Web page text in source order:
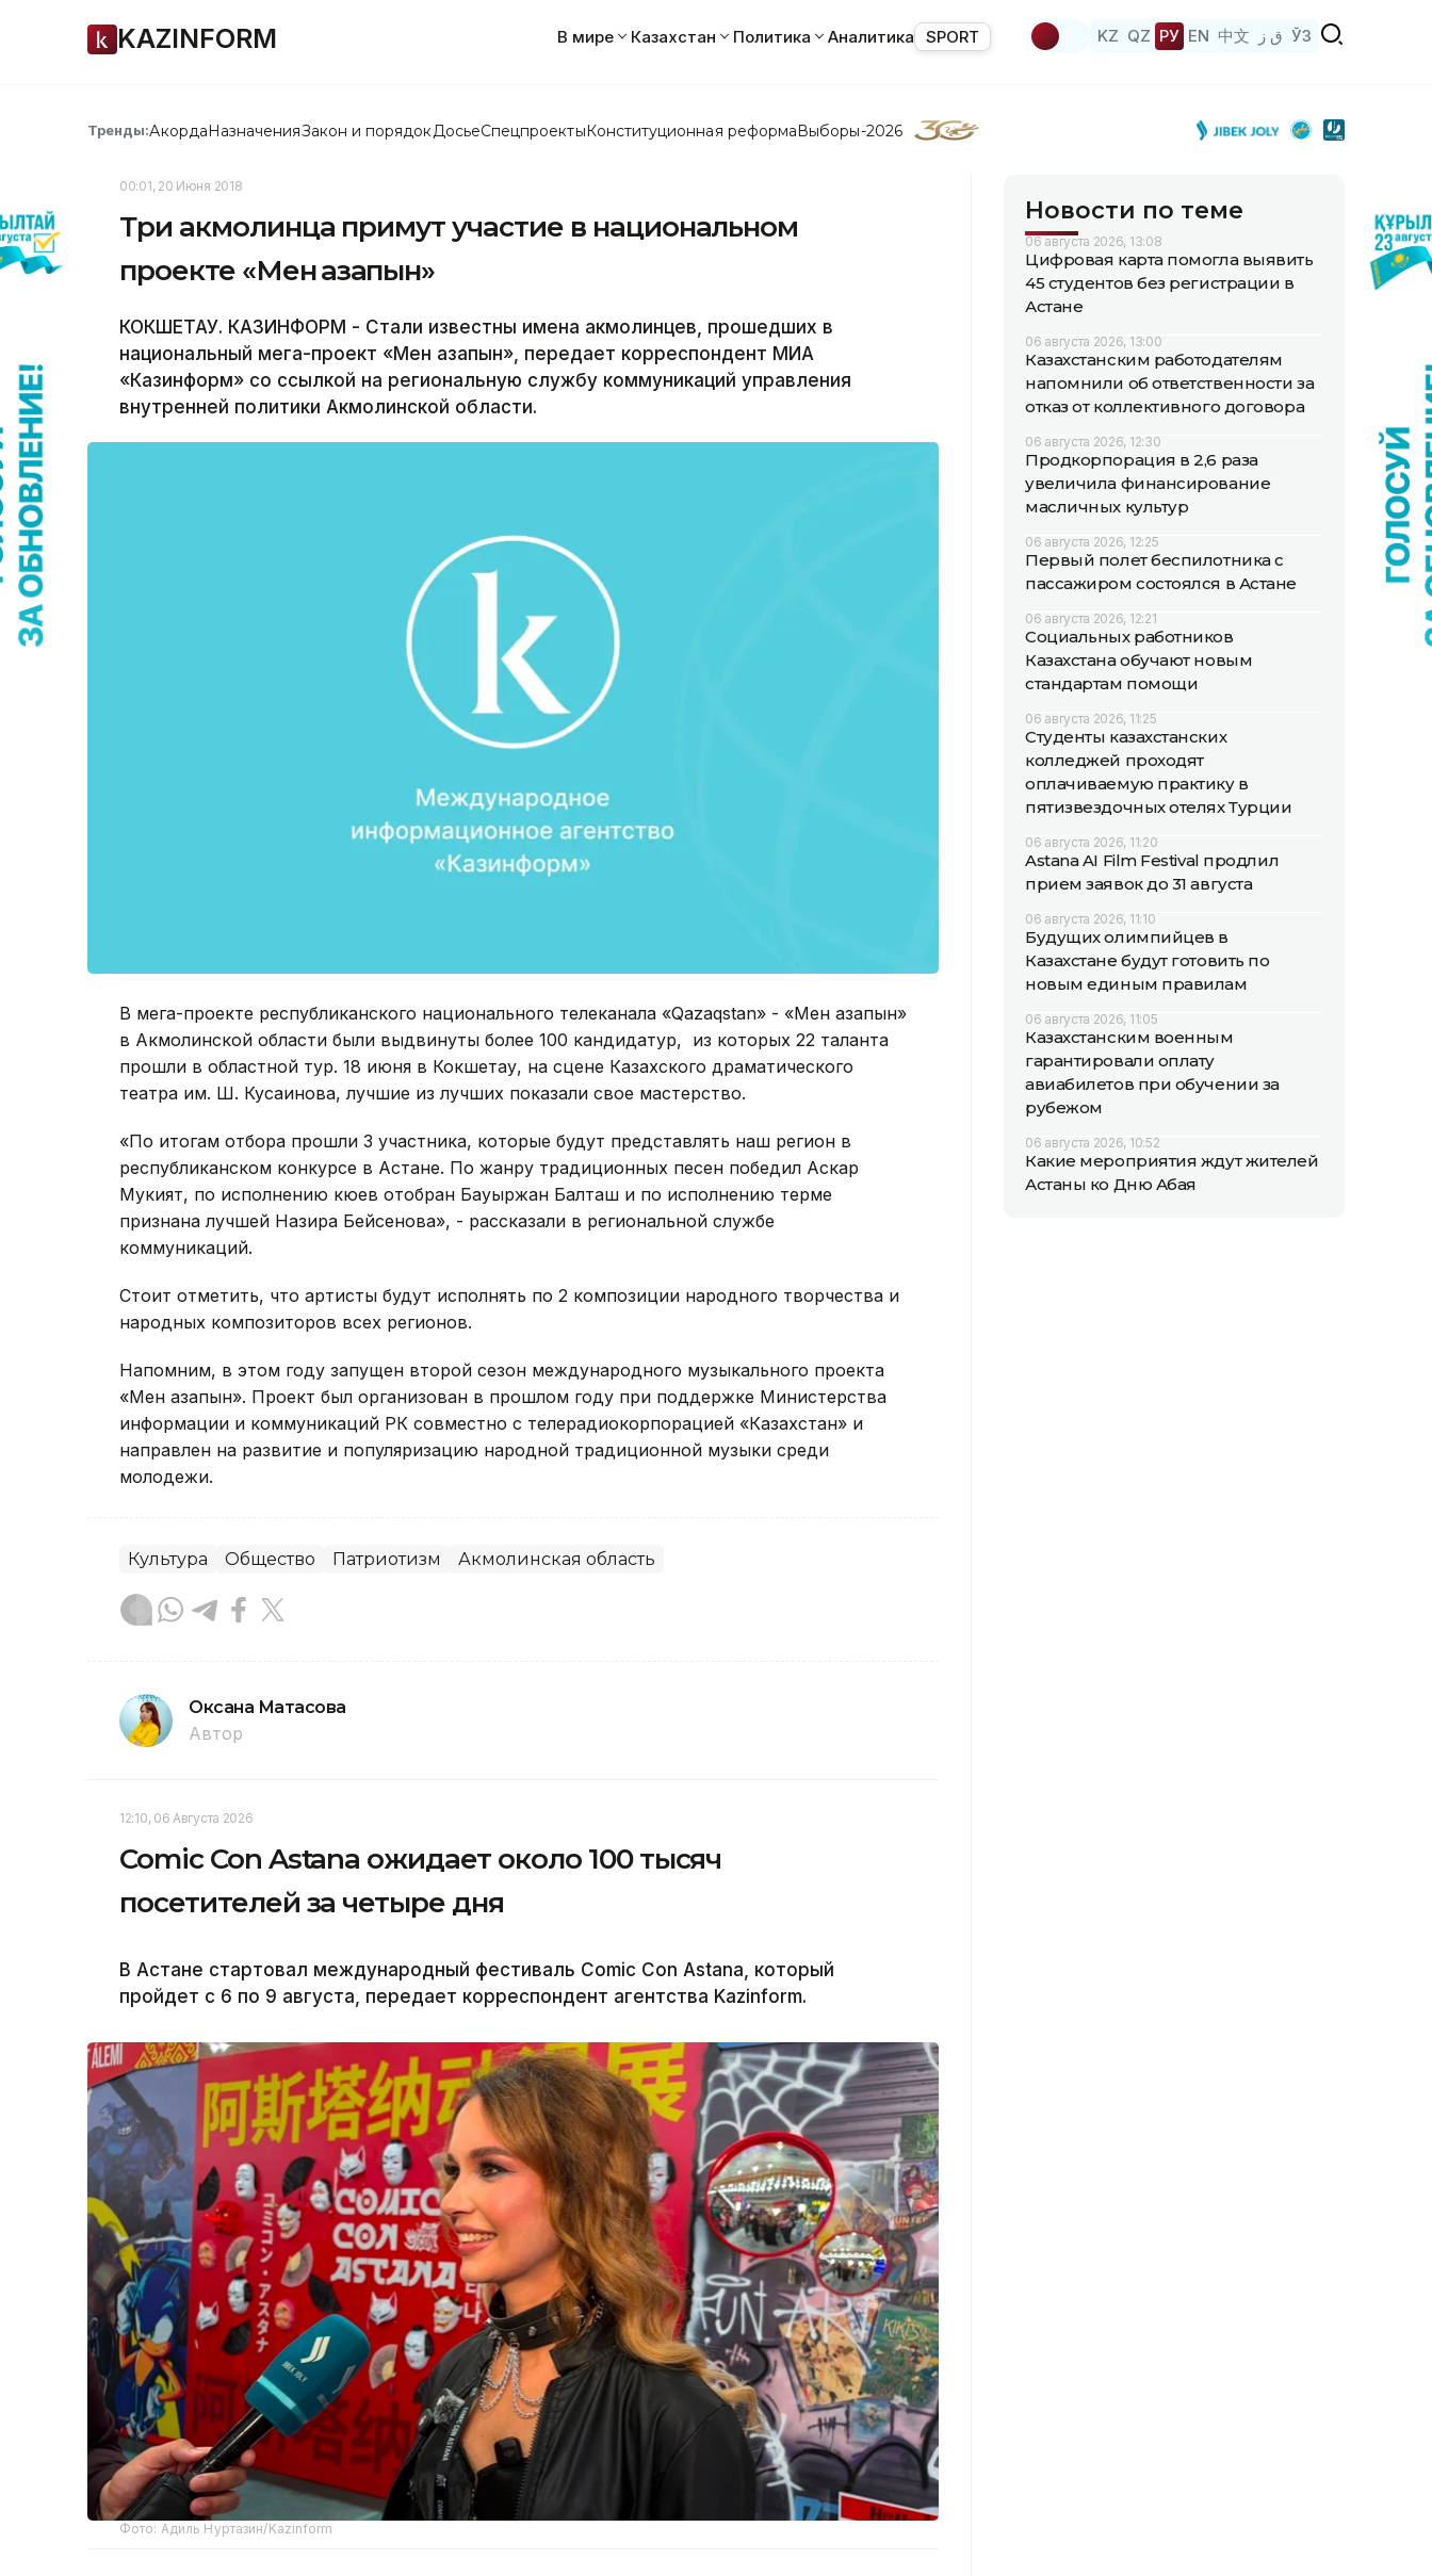
KAZINFORM В мире Казахстан Политика Аналитика SPORT KZ QZ РУ EN 中文 ق ز ЎЗ
Тренды:АкордаНазначенияЗакон и порядок ДосьеСпецпроектыКонституционная реформаВыборы-2026
00:01, 20 Июня 2018
Три акмолинца примут участие в национальном
проекте «Мен қазақпын»
КОКШЕТАУ. КАЗИНФОРМ - Стали известны имена акмолинцев, прошедших в
национальный мега-проект «Мен қазақпын», передает корреспондент МИА
«Казинформ» со ссылкой на региональную службу коммуникаций управления
внутренней политики Акмолинской области.
В мега-проекте республиканского национального телеканала «Qazaqstan» - «Мен қазақпын»
в Акмолинской области были выдвинуты более 100 кандидатур, из которых 22 таланта
прошли в областной тур. 18 июня в Кокшетау, на сцене Казахского драматического
театра им. Ш. Кусаинова, лучшие из лучших показали свое мастерство.
«По итогам отбора прошли 3 участника, которые будут представлять наш регион в
республиканском конкурсе в Астане. По жанру традиционных песен победил Аскар
Мукият, по исполнению кюев отобран Бауыржан Балташ и по исполнению терме
признана лучшей Назира Бейсенова», - рассказали в региональной службе
коммуникаций.
Стоит отметить, что артисты будут исполнять по 2 композиции народного творчества и
народных композиторов всех регионов.
Напомним, в этом году запущен второй сезон международного музыкального проекта
«Мен қазақпын». Проект был организован в прошлом году при поддержке Министерства
информации и коммуникаций РК совместно с телерадиокорпорацией «Казахстан» и
направлен на развитие и популяризацию народной традиционной музыки среди
молодежи.
Культура Общество Патриотизм Акмолинская область
Оксана Матасова
Автор
12:10, 06 Августа 2026
Comic Con Astana ожидает около 100 тысяч
посетителей за четыре дня
В Астане стартовал международный фестиваль Comic Con Astana, который
пройдет с 6 по 9 августа, передает корреспондент агентства Kazinform.
Фото: Адиль Нуртазин/Kazinform
Новости по теме
06 августа 2026, 13:08
Цифровая карта помогла выявить
45 студентов без регистрации в
Астане
06 августа 2026, 13:00
Казахстанским работодателям
напомнили об ответственности за
отказ от коллективного договора
06 августа 2026, 12:30
Продкорпорация в 2,6 раза
увеличила финансирование
масличных культур
06 августа 2026, 12:25
Первый полет беспилотника с
пассажиром состоялся в Астане
06 августа 2026, 12:21
Социальных работников
Казахстана обучают новым
стандартам помощи
06 августа 2026, 11:25
Студенты казахстанских
колледжей проходят
оплачиваемую практику в
пятизвездочных отелях Турции
06 августа 2026, 11:20
Astana AI Film Festival продлил
прием заявок до 31 августа
06 августа 2026, 11:10
Будущих олимпийцев в
Казахстане будут готовить по
новым единым правилам
06 августа 2026, 11:05
Казахстанским военным
гарантировали оплату
авиабилетов при обучении за
рубежом
06 августа 2026, 10:52
Какие мероприятия ждут жителей
Астаны ко Дню Абая